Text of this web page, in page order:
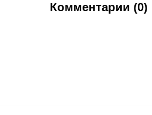
Комментарии (0)